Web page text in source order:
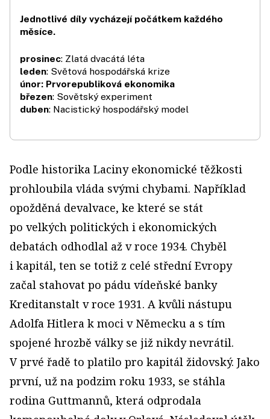
Jednotlivé díly vycházejí počátkem každého
měsíce.
prosinec: Zlatá dvacátá léta
leden: Světová hospodářská krize
únor: Prvorepubliková ekonomika
březen: Sovětský experiment
duben: Nacistický hospodářský model
Podle historika Laciny ekonomické těžkosti
prohloubila vláda svými chybami. Například
opožděná devalvace, ke které se stát
po velkých politických i ekonomických
debatách odhodlal až v roce 1934. Chyběl
i kapitál, ten se totiž z celé střední Evropy
začal stahovat po pádu vídeňské banky
Kreditanstalt v roce 1931. A kvůli nástupu
Adolfa Hitlera k moci v Německu a s tím
spojené hrozbě války se již nikdy nevrátil.
V prvé řadě to platilo pro kapitál židovský. Jako
první, už na podzim roku 1933, se stáhla
rodina Guttmannů, která odprodala